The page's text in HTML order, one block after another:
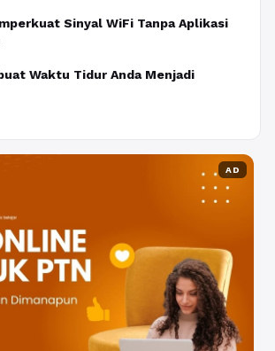
Sinyal WiFi Tanpa Aplikasi
Waktu Tidur Anda Menjadi
AD